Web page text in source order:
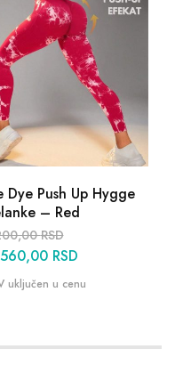
Dye Push Up Hygge
– Red
RSD
RSD